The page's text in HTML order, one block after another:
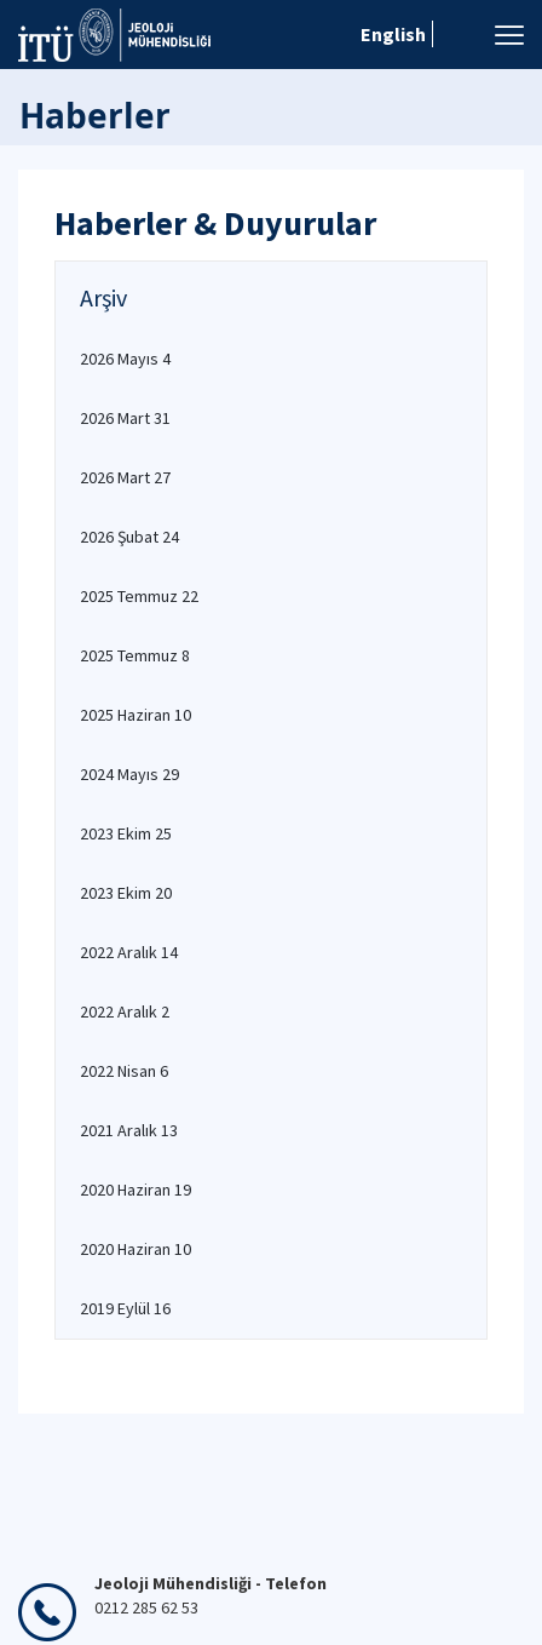
English
Haberler
Haberler & Duyurular
Arşiv
2026 Mayıs 4
2026 Mart 31
2026 Mart 27
2026 Şubat 24
2025 Temmuz 22
2025 Temmuz 8
2025 Haziran 10
2024 Mayıs 29
2023 Ekim 25
2023 Ekim 20
2022 Aralık 14
2022 Aralık 2
2022 Nisan 6
2021 Aralık 13
2020 Haziran 19
2020 Haziran 10
2019 Eylül 16
Jeoloji Mühendisliği - Telefon
0212 285 62 53